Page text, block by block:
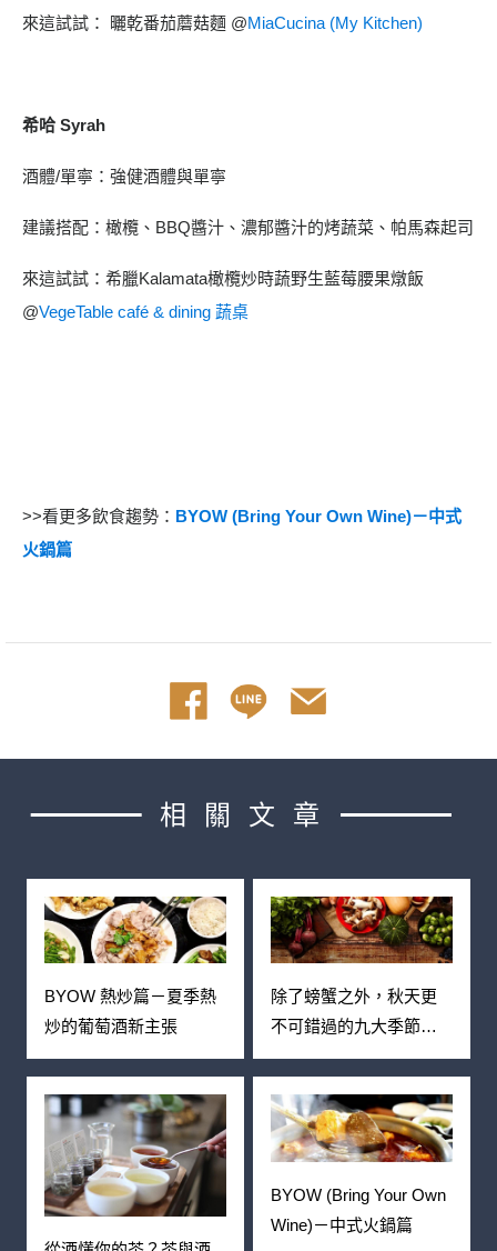
來這試試： 曬乾番茄蘑菇麵 @MiaCucina (My Kitchen)
希哈 Syrah
酒體/單寧：強健酒體與單寧
建議搭配：橄欖、BBQ醬汁、濃郁醬汁的烤蔬菜、帕馬森起司
來這試試：希臘Kalamata橄欖炒時蔬野生藍莓腰果燉飯
@VegeTable café & dining 蔬桌
>>看更多飲食趨勢： BYOW (Bring Your Own Wine)－中式
火鍋篇
相關文章
BYOW 熱炒篇－夏季熱
炒的葡萄酒新主張
除了螃蟹之外，秋天更
不可錯過的九大季節食
材搭配
BYOW (Bring Your Own
Wine)－中式火鍋篇